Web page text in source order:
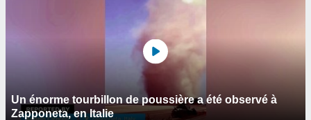
Un énorme tourbillon de poussière a été observé à
Zapponeta, en Italie